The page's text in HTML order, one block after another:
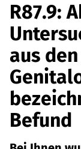
R87.9:
aus
Befund